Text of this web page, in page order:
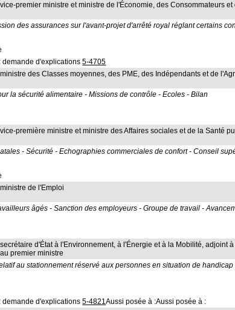
vice-premier ministre et ministre de l'Économie, des Consommateurs et
des assurances sur l'avant-projet d'arrêté royal réglant certains
demande d'explications5-4705
ministre des Classes moyennes, des PME, des Indépendants et de
la sécurité alimentaire - Missions de contrôle - Ecoles - Bilan
vice-première ministre et ministre des Affaires sociales et de la Santé
- Sécurité - Echographies commerciales de confort - Conseil
ministre de l'Emploi
âgés - Sanction des employeurs - Groupe de travail -
secrétaire d'État à l'Environnement, à l'Énergie et à la Mobilité, adjoint
au premier ministre
au stationnement réservé aux personnes en situation de handicap
demande d'explications5-4821Aussi posée à :Aussi posée à :